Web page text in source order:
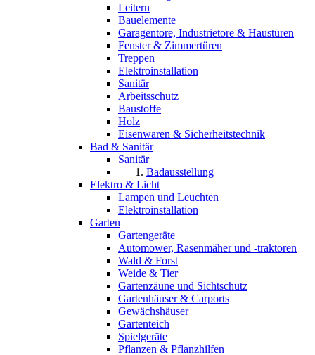
Leitern
Bauelemente
Garagentore, Industrietore & Haustüren
Fenster & Zimmertüren
Treppen
Elektroinstallation
Sanitär
Arbeitsschutz
Baustoffe
Holz
Eisenwaren & Sicherheitstechnik
Bad & Sanitär
Sanitär
Badausstellung
Elektro & Licht
Lampen und Leuchten
Elektroinstallation
Garten
Gartengeräte
Automower, Rasenmäher und -traktoren
Wald & Forst
Weide & Tier
Gartenzäune und Sichtschutz
Gartenhäuser & Carports
Gewächshäuser
Gartenteich
Spielgeräte
Pflanzen & Pflanzhilfen